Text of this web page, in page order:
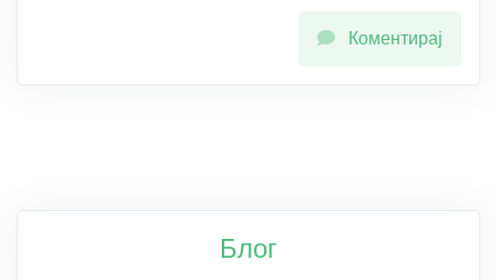
Коментирај
Блог